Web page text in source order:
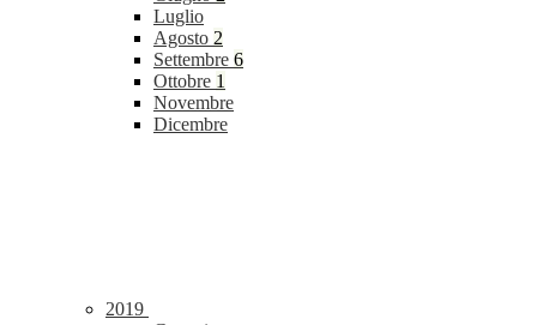
Luglio
Agosto 2
Settembre 6
Ottobre 1
Novembre
Dicembre
2019